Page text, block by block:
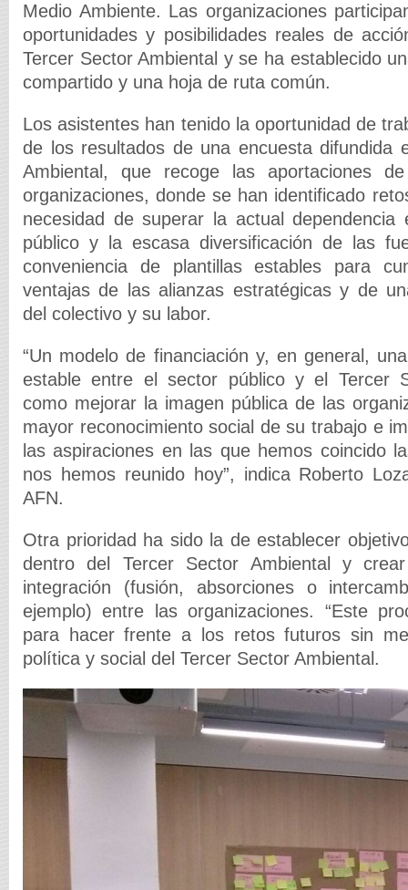
Medio Ambiente. Las organizaciones
oportunidades y posibilidades reales de
Tercer Sector Ambiental y se ha establecido
compartido y una hoja de ruta común.
Los asistentes han tenido la oportunidad de
de los resultados de una encuesta difundida
Ambiental, que recoge las aportaciones
organizaciones, donde se han identificado
necesidad de superar la actual dependencia
público y la escasa diversificación de las
conveniencia de plantillas estables para
ventajas de las alianzas estratégicas y de
del colectivo y su labor.
“Un modelo de financiación y, en general,
estable entre el sector público y el Tercer
como mejorar la imagen pública de las
mayor reconocimiento social de su trabajo e
las aspiraciones en las que hemos coincido
nos hemos reunido hoy”, indica Roberto
AFN.
Otra prioridad ha sido la de establecer
dentro del Tercer Sector Ambiental y
integración (fusión, absorciones o
ejemplo) entre las organizaciones. “Este
para hacer frente a los retos futuros sin
política y social del Tercer Sector Ambiental.